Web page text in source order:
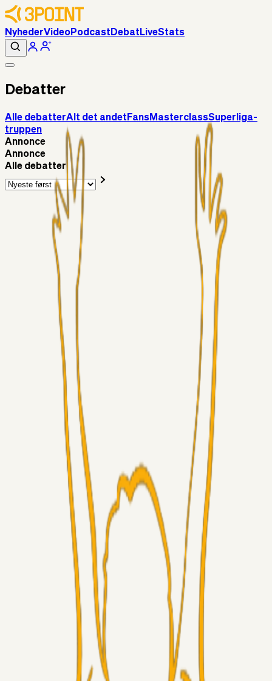
NyhederVideoPodcast Debat LiveStats
Debatter
Alle debatterAlt det andet FansMasterclassSuperliga-
truppen
Annonce
Annonce
Alle debatter
Superliga-truppen
Chrisdinho885 timer siden
Frederik Alves
Alt det andet
RasmusStephansen
Brøndby´s Nye Hold – Oprustningen Er Markant……!
Superliga-truppen
Sorteslyngel
Så gælder det Horsens
Alt det andet
3Point_Udviklere
3Point hjemmeside opdateringer - August
Chrisdinho88 06. aug. 2026
Horsens - Brøndby billet
Alt det andet
Chrisdinho88 05. aug. 2026
Bange anelser
Superliga-truppen
05. aug. 2026
Kommer Jobbe hjem?
05. aug. 2026
Brøndby-TV og u-19
04. aug. 2026
5. Forudsigelser op til Horsens kampen.
RasmusStephansen04. aug. 2026
Nørgaards Lever Hug, Skaktræk Mod En Utålmodig